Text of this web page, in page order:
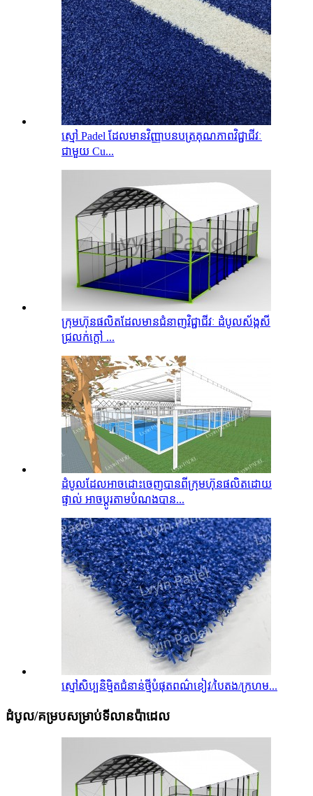
ស្មៅ Padel ដែលមានវិញ្ញាបនបត្រគុណភាពវិជ្ជាជីវៈ
ជាមួយ Cu...
ក្រុមហ៊ុនផលិតដែលមានជំនាញវិជ្ជាជីវៈ ដំបូលស័ង្កសី
ជ្រលក់ក្តៅ ...
ដំបូលដែលអាចដោះចេញបានពីក្រុមហ៊ុនផលិតដោយ
ផ្ទាល់ អាចប្ដូរតាមបំណងបាន...
ស្មៅសិប្បនិម្មិតជំនាន់ថ្មីបំផុតពណ៌ខៀវ/បៃតង/ក្រហម...
ដំបូល/គម្របសម្រាប់ទីលានប៉ាដេល